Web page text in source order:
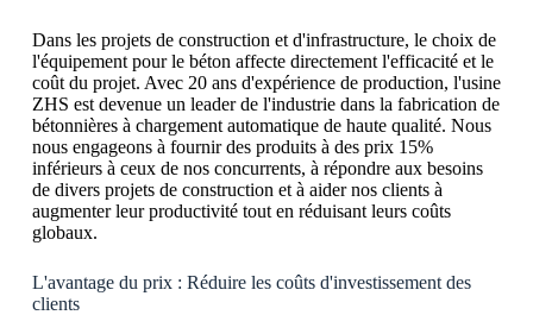
n
u
Dans les projets de construction et d'infrastructure, le choix de
l'équipement pour le béton affecte directement l'efficacité et le
coût du projet. Avec 20 ans d'expérience de production, l'usine
ZHS est devenue un leader de l'industrie dans la fabrication de
bétonnières à chargement automatique de haute qualité. Nous
nous engageons à fournir des produits à des prix 15%
inférieurs à ceux de nos concurrents, à répondre aux besoins
de divers projets de construction et à aider nos clients à
augmenter leur productivité tout en réduisant leurs coûts
globaux.
L'avantage du prix : Réduire les coûts d'investissement des
clients